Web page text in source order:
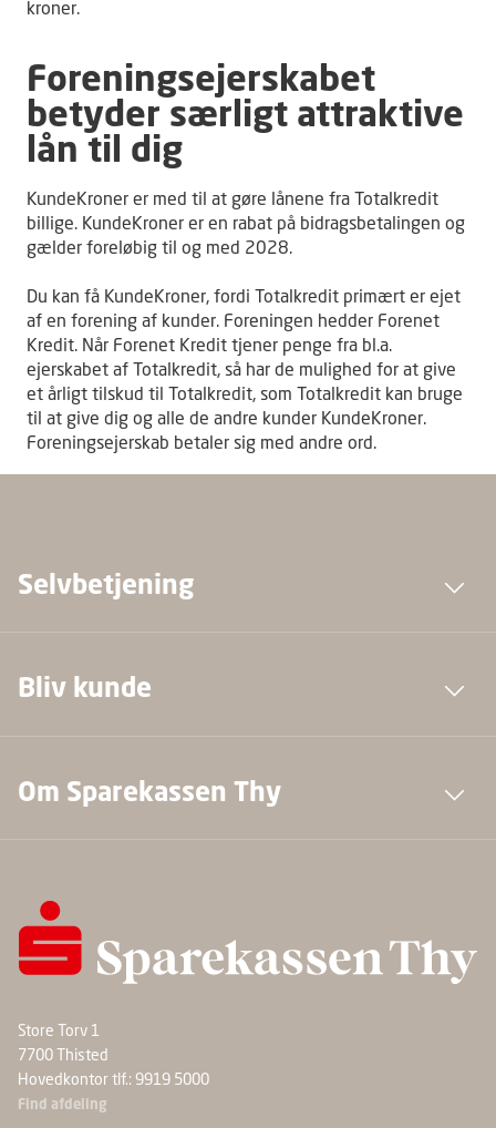
kroner.
Foreningsejerskabet
betyder særligt attraktive
lån til dig
KundeKroner er med til at gøre lånene fra Totalkredit
billige. KundeKroner er en rabat på bidragsbetalingen og
gælder foreløbig til og med 2028.
Du kan få KundeKroner, fordi Totalkredit primært er ejet
af en forening af kunder. Foreningen hedder Forenet
Kredit. Når Forenet Kredit tjener penge fra bl.a.
ejerskabet af Totalkredit, så har de mulighed for at give
et årligt tilskud til Totalkredit, som Totalkredit kan bruge
til at give dig og alle de andre kunder KundeKroner.
Foreningsejerskab betaler sig med andre ord.
Selvbetjening
Bliv kunde
Om Sparekassen Thy
Store Torv 1
7700 Thisted
Hovedkontor tlf.: 9919 5000
Find afdeling